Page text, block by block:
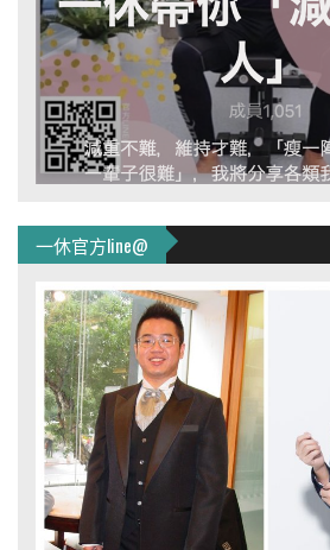
一休官方line@